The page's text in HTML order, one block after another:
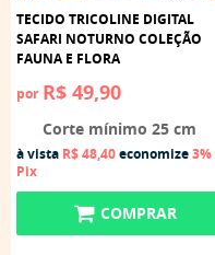
TECIDO TRICOLINE DIGITAL
SAFARI NOTURNO COLEÇÃO
FAUNA E FLORA
por R$ 49,90
Corte mínimo 25 cm
à vista R$ 48,40economize3%
Pix
COMPRAR